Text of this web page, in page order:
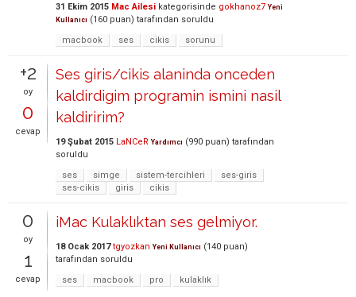
31 Ekim 2015 Mac Ailesi kategorisinde gokhanoz7 Yeni
Kullanıcı (160 puan) tarafından soruldu
macbook
ses cikis sorunu
+2
oy
0
cevap
Ses giris/cikis alaninda onceden
kaldirdigim programin ismini nasil
kaldiririm?
19 Şubat 2015 LaNCeR Yardımcı (990 puan) tarafından
soruldu
ses
simge sistem-tercihleri
ses-giris
ses-cikis
giris cikis
0
oy
1
cevap
iMac Kulaklıktan ses gelmiyor.
18 Ocak 2017 tgyozkan Yeni Kullanıcı (140 puan)
tarafından soruldu
ses
macbook pro kulaklık